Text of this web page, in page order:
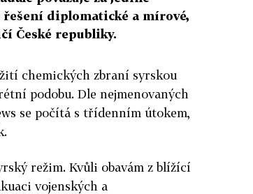
diplomatické a mírové,
České republiky.
chemických zbraní syrskou
podobu. Dle nejmenovaných
se počítá s třídenním útokem,
režim. Kvůli obavám z blížící
vojenských a